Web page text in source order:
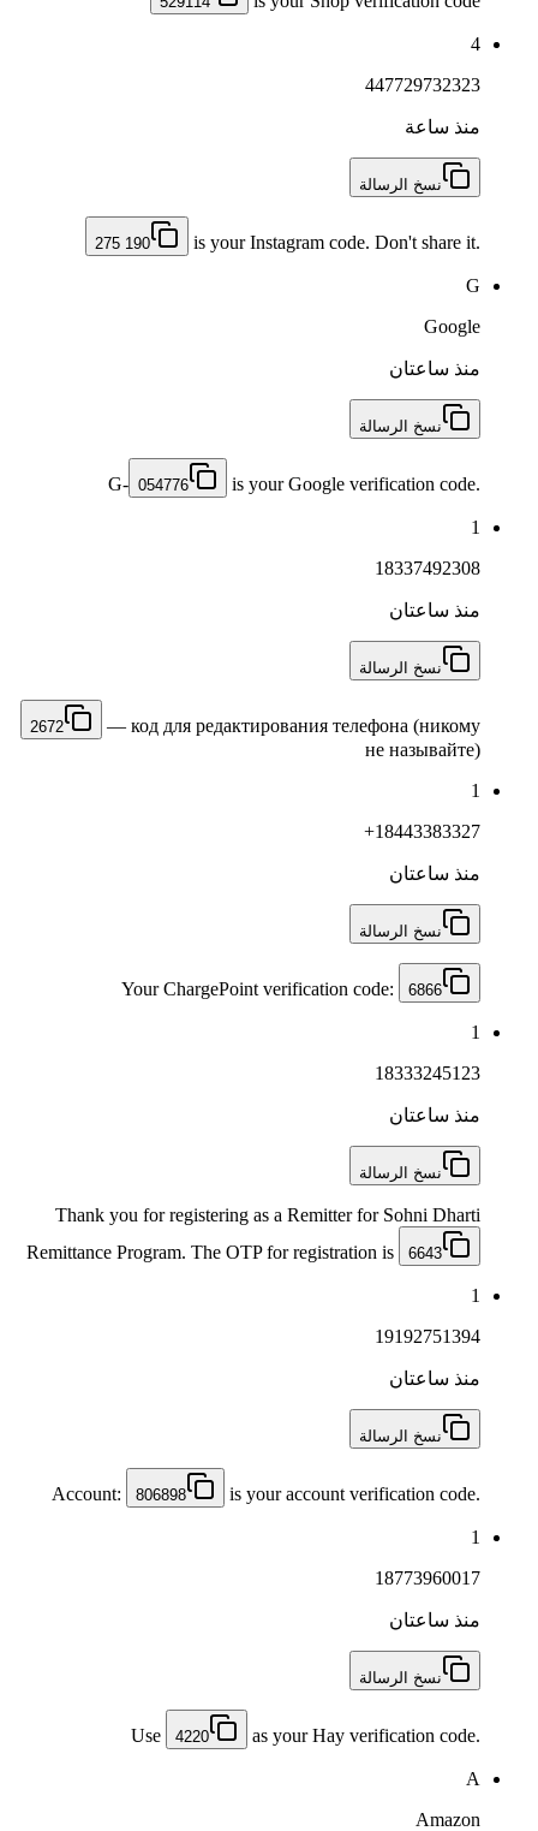
4
447729732323
منذ ساعة
نسخ الرسالة
275 190 i⁣s y⁤our In⁤st⁢ag⁤ram c⁣ode. Don't sha⁢re it.
G
Google
منذ ساعتان
نسخ الرسالة
G- 054776 is your Google verification code.
1
18337492308
منذ ساعتان
نسخ الرسالة
2672
— код для редактирования телефона (никому
не называйте)
1
+18443383327
منذ ساعتان
نسخ الرسالة
Your ChargePoint verification code: 6866
1
18333245123
منذ ساعتان
نسخ الرسالة
Thank you for registering as a Remitter for Sohni Dharti
Remittance Program. The OTP for registration is
6643
1
19192751394
منذ ساعتان
نسخ الرسالة
Account: 806898 is your account verification code.
1
18773960017
منذ ساعتان
نسخ الرسالة
Use 4220 as your Hay verification code.
A
Amazon